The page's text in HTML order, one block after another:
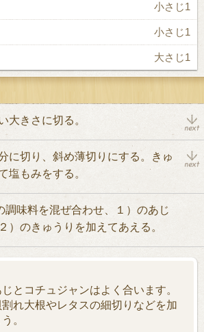
小さじ1
小さじ1
大さじ1
大きさに切る。
に切り、斜め薄切りにする。きゅ
塩もみをする。
調味料を混ぜ合わせ、１）のあじ
）のきゅうりを加えてあえる。
とコチュジャンはよく合います。
れ大根やレタスの細切りなどを加
。